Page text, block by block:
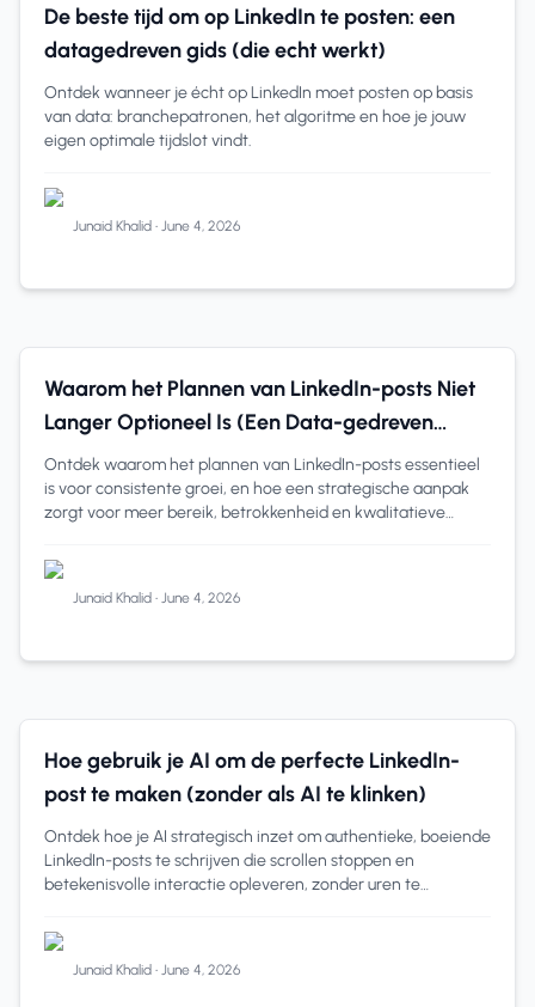
Solopreneurs
De beste tijd om op LinkedIn te posten: een
datagedreven gids (die echt werkt)
Ontdek wanneer je écht op LinkedIn moet posten op basis
van data: branchepatronen, het algoritme en hoe je jouw
eigen optimale tijdslot vindt.
Junaid Khalid • June 4, 2026
LinkedIn Analytics 6 min read
Waarom het Plannen van LinkedIn-posts Niet
Langer Optioneel Is (Een Data-gedreven
Perspectief)
Ontdek waarom het plannen van LinkedIn-posts essentieel
is voor consistente groei, en hoe een strategische aanpak
zorgt voor meer bereik, betrokkenheid en kwalitatieve
Junaid Khalid • June 4, 2026
LinkedIn Analyse 7 min read
Hoe gebruik je AI om de perfecte LinkedIn-
post te maken (zonder als AI te klinken)
Ontdek hoe je AI strategisch inzet om authentieke, boeiende
LinkedIn-posts te schrijven die scrollen stoppen en
betekenisvolle interactie opleveren, zonder uren te
Junaid Khalid • June 4, 2026